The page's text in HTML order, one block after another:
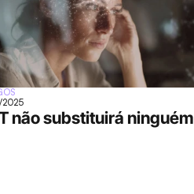
2025
não substituirá ninguém